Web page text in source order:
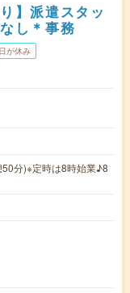
】派遣スタッ
し＊事務
が休み
分)※定時は8時始業♪8